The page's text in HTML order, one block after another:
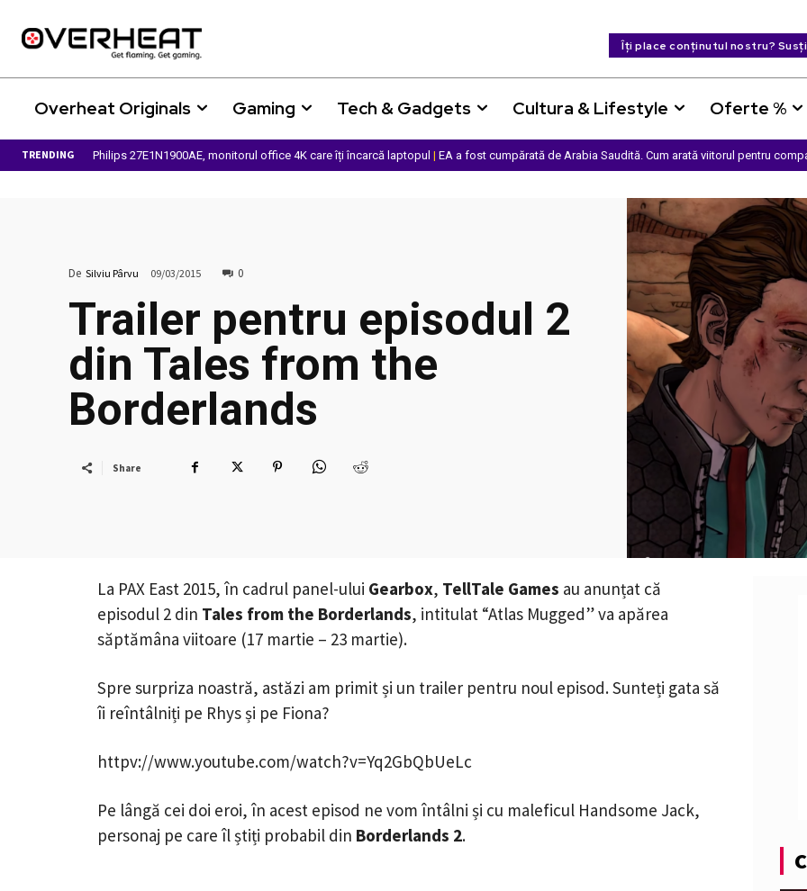
Îți place conținutul nostru?
Overheat Originals Gaming Tech & Gadgets Cultura & Lifestyle Oferte %
TRENDING Philips 27E1N1900AE, monitorul office 4K care îți încarcă laptopul | EA a fost cumpărată de Arabia Saudită. Cum arată viitorul pentru
De Silviu Pârvu 09/03/2015 0
Trailer pentru episodul 2
din Tales from the
Borderlands
Share
La PAX East 2015, în cadrul panel-ului Gearbox, TellTale Games au anunțat că
episodul 2 din Tales from the Borderlands, intitulat “Atlas Mugged” va apărea
săptămâna viitoare (17 martie – 23 martie).
Spre surpriza noastră, astăzi am primit și un trailer pentru noul episod. Sunteți gata să
îi reîntâlniți pe Rhys și pe Fiona?
httpv://www.youtube.com/watch?v=Yq2GbQbUeLc
Pe lângă cei doi eroi, în acest episod ne vom întâlni și cu maleficul Handsome Jack,
personaj pe care îl știți probabil din Borderlands 2.